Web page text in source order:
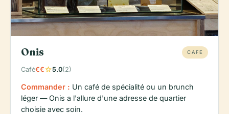
Onis CAFE
Café€€star5.0(2)
Commander : Un café de spécialité ou un brunch
léger — Onis a l'allure d'une adresse de quartier
choisie avec soin.